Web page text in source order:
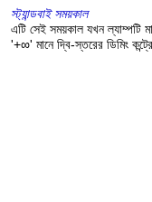
স্ট্যান্ডবাই সময়কাল
এটি সেই সময়কাল যখন ল্যাম্পটি
'+∞' মানে দ্বি-স্তরের ডিমিং